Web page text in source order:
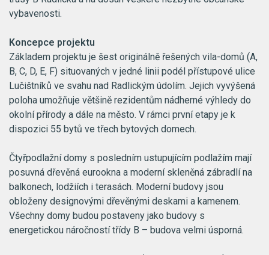
vybavenosti.
Koncepce projektu
Základem projektu je šest originálně řešených vila-domů (A,
B, C, D, E, F) situovaných v jedné linii podél přístupové ulice
Lučištníků ve svahu nad Radlickým údolím. Jejich vyvýšená
poloha umožňuje většině rezidentům nádherné výhledy do
okolní přírody a dále na město. V rámci první etapy je k
dispozici 55 bytů ve třech bytových domech.
Čtyřpodlažní domy s posledním ustupujícím podlažím mají
posuvná dřevěná eurookna a moderní skleněná zábradlí na
balkonech, lodžiích i terasách. Moderní budovy jsou
obloženy designovými dřevěnými deskami a kamenem.
Všechny domy budou postaveny jako budovy s
energetickou náročností třídy B – budova velmi úsporná.